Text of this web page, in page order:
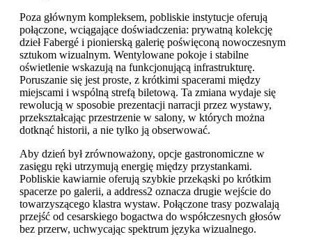
Poza głównym kompleksem, pobliskie instytucje oferują
połączone, wciągające doświadczenia: prywatną kolekcję
dzieł Fabergé i pionierską galerię poświęconą nowoczesnym
sztukom wizualnym. Wentylowane pokoje i stabilne
oświetlenie wskazują na funkcjonującą infrastrukturę.
Poruszanie się jest proste, z krótkimi spacerami między
miejscami i wspólną strefą biletową. Ta zmiana wydaje się
rewolucją w sposobie prezentacji narracji przez wystawy,
przekształcając przestrzenie w salony, w których można
dotknąć historii, a nie tylko ją obserwować.
Aby dzień był zrównoważony, opcje gastronomiczne w
zasięgu ręki utrzymują energię między przystankami.
Pobliskie kawiarnie oferują szybkie przekąski po krótkim
spacerze po galerii, a address2 oznacza drugie wejście do
towarzyszącego klastra wystaw. Połączone trasy pozwalają
przejść od cesarskiego bogactwa do współczesnych głosów
bez przerw, uchwycając spektrum języka wizualnego.